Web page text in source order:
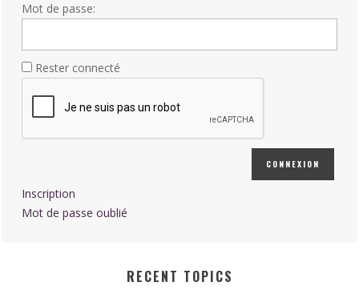
Mot de passe:
Rester connecté
CONNEXION
Inscription
Mot de passe oublié
RECENT TOPICS